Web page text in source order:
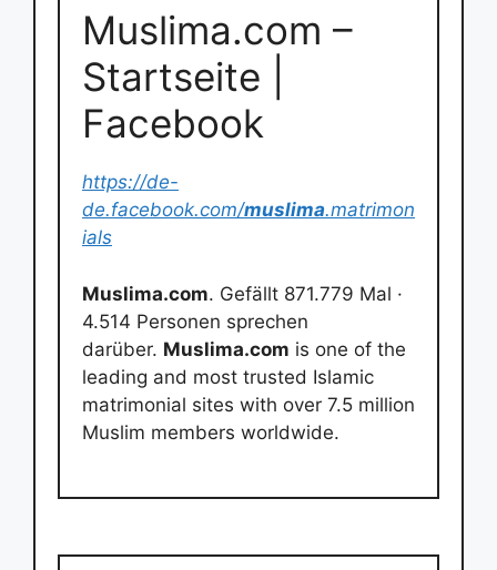
Muslima.com –
Startseite |
Facebook
https://de-
de.facebook.com/muslima.matrimon
ials
Muslima.com. Gefällt 871.779 Mal ·
4.514 Personen sprechen
darüber. Muslima.com is one of the
leading and most trusted Islamic
matrimonial sites with over 7.5 million
Muslim members worldwide.